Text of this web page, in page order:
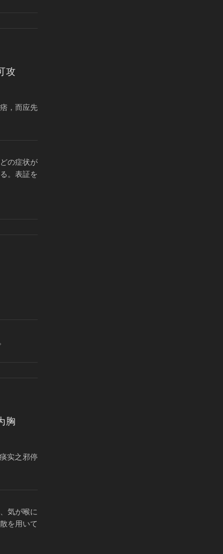
攻
，而应先
の症状が
。表証を
胸
实之邪停
気が喉に
を用いて